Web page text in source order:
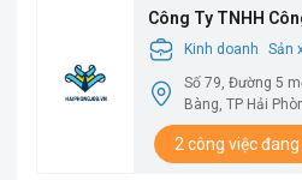
Công Ty TNHH
Babysbreath
Kinh doanh
Sản
Số 79, Đường 5
Bàng, TP Hải
2 công việc